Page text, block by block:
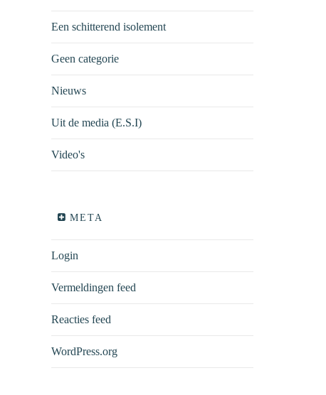
Een schitterend isolement
Geen categorie
Nieuws
Uit de media (E.S.I)
Video's
META
Login
Vermeldingen feed
Reacties feed
WordPress.org